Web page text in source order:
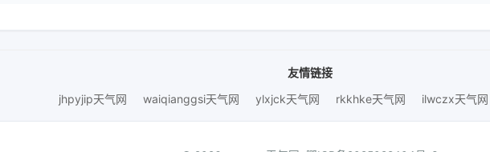
友情链接
jhpyjip天气网
waiqianggsi天气网 ylxjck天气网 rkkhke天气网 ilwczx天气网